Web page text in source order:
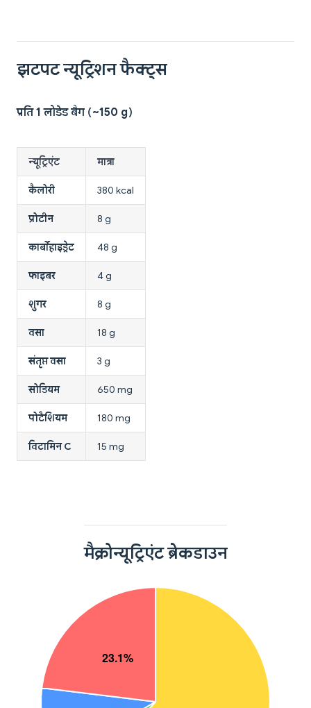
झटपट न्यूट्रिशन फैक्ट्स
प्रति 1 लोडेड बैग (~150 g)
न्यूट्रिएंट मात्रा
कैलोरी 380 kcal
प्रोटीन 8 g
कार्बोहाइड्रेट 48 g
फाइबर 4 g
शुगर 8 g
वसा 18 g
संतृप्त वसा 3 g
सोडियम 650 mg
पोटैशियम 180 mg
विटामिन C 15 mg
मैक्रोन्यूट्रिएंट ब्रेकडाउन